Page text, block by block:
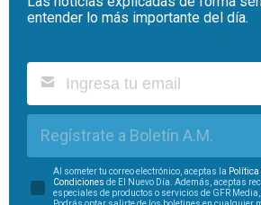
entender lo más importante del día.
Regístrate a Boletín A.M.
Al someter tu correo electrónico, aceptas la
Condiciones de El Nuevo Día. Además, aceptas
especiales de productos o servicios de GFR